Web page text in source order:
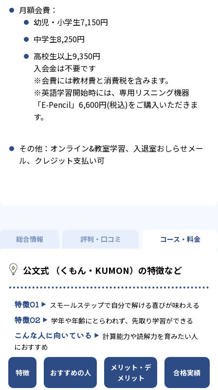
月額会費：
幼児・小学生7,150円
中学生8,250円
高校生以上9,350円
入会金は不要です
※会費には教材費と消費税を含みます。
※英語学習開始時には、専用リスニング機器
「E-Pencil」6,600円(税込)をご購入いただきま
す。
その他：オンライン&教室学習、入退室おしらせメー
ル、クレジット支払い可
総合情報 評判・口コミ コース・料金
公文式 （くもん・KUMON）の特徴など
特徴01 スモールステップで自分で解ける喜びが味わえる
特徴02 学年や年齢にとらわれず、先取り学習ができる
こんな人に向いている
計算能力や読解力を育みたい人
におすすめ
特徴 おすすめの人
メリット・デ
メリット
合格実績